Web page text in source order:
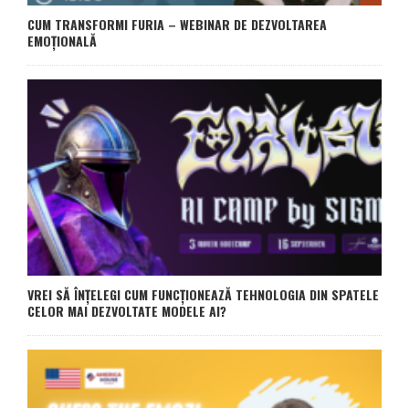
CUM TRANSFORMI FURIA – WEBINAR DE DEZVOLTAREA
EMOȚIONALĂ
VREI SĂ ÎNȚELEGI CUM FUNCȚIONEAZĂ TEHNOLOGIA DIN SPATELE
CELOR MAI DEZVOLTATE MODELE AI?